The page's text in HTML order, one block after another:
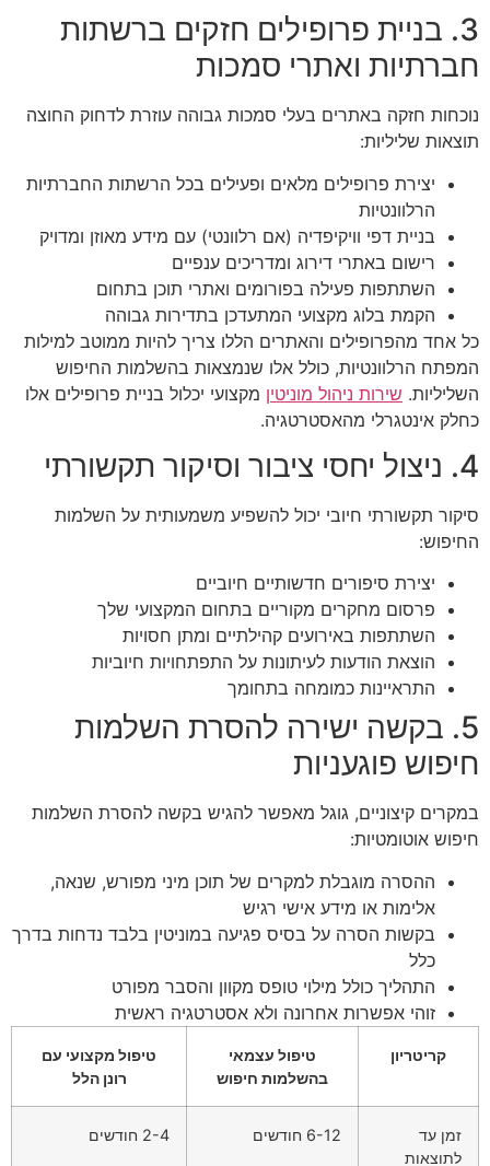
3. בניית פרופילים חזקים ברשתות
חברתיות ואתרי סמכות
נוכחות חזקה באתרים בעלי סמכות גבוהה עוזרת לדחוק החוצה
תוצאות שליליות:
יצירת פרופילים מלאים ופעילים בכל הרשתות החברתיות
הרלוונטיות
בניית דפי וויקיפדיה (אם רלוונטי) עם מידע מאוזן ומדויק
רישום באתרי דירוג ומדריכים ענפיים
השתתפות פעילה בפורומים ואתרי תוכן בתחום
הקמת בלוג מקצועי המתעדכן בתדירות גבוהה
כל אחד מהפרופילים והאתרים הללו צריך להיות ממוטב למילות
המפתח הרלוונטיות, כולל אלו שנמצאות בהשלמות החיפוש
השליליות. שירות ניהול מוניטין מקצועי יכלול בניית פרופילים אלו
כחלק אינטגרלי מהאסטרטגיה.
4. ניצול יחסי ציבור וסיקור תקשורתי
סיקור תקשורתי חיובי יכול להשפיע משמעותית על השלמות
החיפוש:
יצירת סיפורים חדשותיים חיוביים
פרסום מחקרים מקוריים בתחום המקצועי שלך
השתתפות באירועים קהילתיים ומתן חסויות
הוצאת הודעות לעיתונות על התפתחויות חיוביות
התראיינות כמומחה בתחומך
5. בקשה ישירה להסרת השלמות
חיפוש פוגעניות
במקרים קיצוניים, גוגל מאפשר להגיש בקשה להסרת השלמות
חיפוש אוטומטיות:
ההסרה מוגבלת למקרים של תוכן מיני מפורש, שנאה,
אלימות או מידע אישי רגיש
בקשות הסרה על בסיס פגיעה במוניטין בלבד נדחות בדרך
כלל
התהליך כולל מילוי טופס מקוון והסבר מפורט
זוהי אפשרות אחרונה ולא אסטרטגיה ראשית
קריטריון
טיפול עצמאי
בהשלמות חיפוש
טיפול מקצועי עם
רונן הלל
זמן עד
לתוצאות
6-12 חודשים 2-4 חודשים